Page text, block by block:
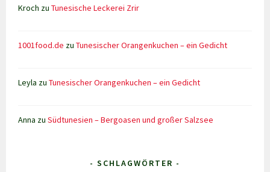
Kroch zuTunesische Leckerei Zrir
1001food.de zuTunesischer Orangenkuchen – ein Gedicht
Leyla zuTunesischer Orangenkuchen – ein Gedicht
Anna zuSüdtunesien – Bergoasen und großer Salzsee
- SCHLAGWÖRTER -